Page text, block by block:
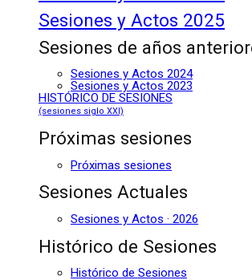
Sesiones y Actos 2025
Sesiones de años
Sesiones y Actos 2024
Sesiones y Actos 2023
HISTÓRICO DE SESIONES
(sesiones siglo XXI)
Próximas sesiones
Próximas sesiones
Sesiones Actuales
Sesiones y Actos · 2026
Histórico de Sesiones
Histórico de Sesiones